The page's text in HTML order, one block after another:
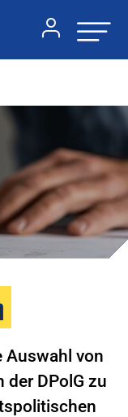
Auswahl von
der DPolG zu